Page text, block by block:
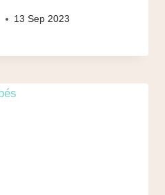
13 Sep 2023